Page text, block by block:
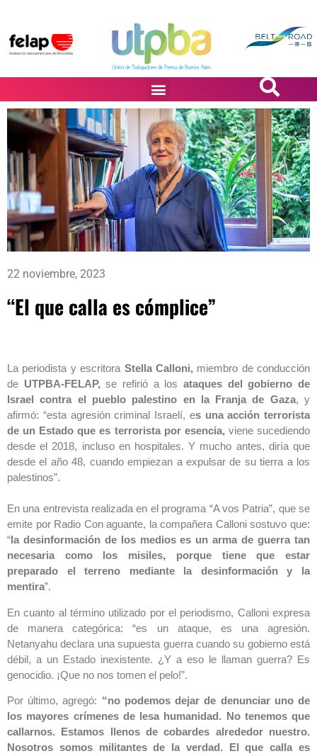
22 noviembre, 2023
“El que calla es cómplice”
La periodista y escritora Stella Calloni, miembro de conducción
de UTPBA-FELAP,se refirió a losataques del gobierno de
Israel contra el pueblo palestino en la Franja de Gaza, y
afirmó: “esta agresión criminal Israelí, es una acción terrorista
de un Estado que es terrorista por esencia, viene sucediendo
desde el 2018, incluso en hospitales. Y mucho antes, diría que
desde el año 48, cuando empiezan a expulsar de su tierra a los
palestinos”.
En una entrevista realizada en el programa “A vos Patria”, que se
emite por Radio Con aguante, la compañera Calloni sostuvo que:
“la desinformación de los medios es un arma de guerra tan
necesaria como los misiles, porque tiene que estar
preparado el terreno mediante la desinformación y la
mentira”.
En cuanto al término utilizado por el periodismo, Calloni expresa
de manera categórica: “es un ataque, es una agresión.
Netanyahu declara una supuesta guerra cuando su gobierno está
débil, a un Estado inexistente. ¿Y a eso le llaman guerra? Es
genocidio. ¡Que no nos tomen el pelo!”.
Por último, agregó: “no podemos dejar de denunciar uno de
los mayores crímenes de lesa humanidad. No tenemos que
callarnos. Estamos llenos de cobardes alrededor nuestro.
Nosotros somos militantes de la verdad. El que calla es